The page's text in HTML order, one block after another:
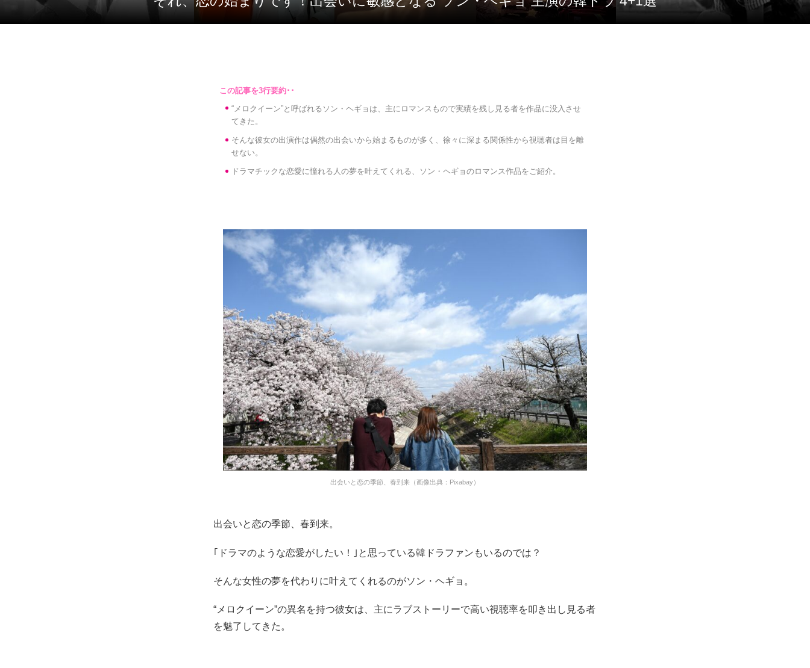
“メロクイーン”と呼ばれるソン・ヘギョは、主にロマンスもので実績を残し見る者を作品に没入させ
てきた。
そんな彼女の出演作は偶然の出会いから始まるものが多く、徐々に深まる関係性から視聴者は目を離
せない。
ドラマチックな恋愛に憧れる人の夢を叶えてくれる、ソン・ヘギョのロマンス作品をご紹介。
出会いと恋の季節、春到来（画像出典：Pixabay）
出会いと恋の季節、春到来。
｢ドラマのような恋愛がしたい！｣と思っている韓ドラファンもいるのでは？
そんな女性の夢を代わりに叶えてくれるのがソン・ヘギョ。
“メロクイーン”の異名を持つ彼女は、主にラブストーリーで高い視聴率を叩き出し見る者
を魅了してきた。